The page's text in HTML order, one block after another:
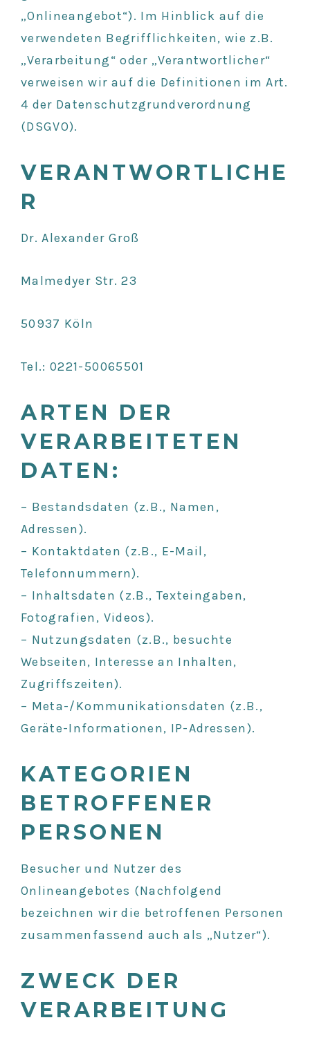
„Onlineangebot“). Im Hinblick auf die
verwendeten Begrifflichkeiten, wie z.B.
„Verarbeitung“ oder „Verantwortlicher“
verweisen wir auf die Definitionen im Art.
4 der Datenschutzgrundverordnung
(DSGVO).
VERANTWORTLICHE
R
Dr. Alexander Groß
Malmedyer Str. 23
50937 Köln
Tel.: 0221-50065501
ARTEN DER
VERARBEITETEN
DATEN:
– Bestandsdaten (z.B., Namen,
Adressen).
– Kontaktdaten (z.B., E-Mail,
Telefonnummern).
– Inhaltsdaten (z.B., Texteingaben,
Fotografien, Videos).
– Nutzungsdaten (z.B., besuchte
Webseiten, Interesse an Inhalten,
Zugriffszeiten).
– Meta-/Kommunikationsdaten (z.B.,
Geräte-Informationen, IP-Adressen).
KATEGORIEN
BETROFFENER
PERSONEN
Besucher und Nutzer des
Onlineangebotes (Nachfolgend
bezeichnen wir die betroffenen Personen
zusammenfassend auch als „Nutzer“).
ZWECK DER
VERARBEITUNG